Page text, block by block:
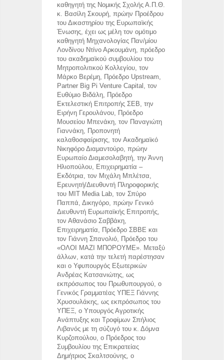
καθηγητή της Νομικής Σχολής Α.Π.Θ.
κ. Βασίλη Σκουρή, πρώην Προέδρου
του Δικαστηρίου της Ευρωπαϊκής
Ένωσης, έχει ως μέλη τον ομότιμο
καθηγητή Μηχανολογίας Παν/μίου
Λονδίνου Ντίνο Αρκουμάνη, πρόεδρο
του ακαδημαϊκού συμβουλίου του
Μητροπολιτικού Κολλεγίου, τον
Μάρκο Βερέμη, Πρόεδρο Upstream,
Partner Big Pi Venture Capital, τον
Ευθύμιο Βιδάλη, Πρόεδρο
Εκτελεστική Επιτροπής ΣΕΒ, την
Ειρήνη Γερουλάνου, Πρόεδρο
Μουσείου Μπενάκη, τον Παναγιώτη
Γιαννάκη, Προπονητή
καλαθοσφαίρισης, τον Ακαδημαϊκό
Νικηφόρο Διαμαντούρο, πρώην
Ευρωπαίο Διαμεσολαβητή, την Άννη
Ηλιοπούλου, Επιχειρηματία –
Εκδότρια, τον Μιχάλη Μπλέτσα,
Ερευνητή/Διευθυντή Πληροφορικής
του MIT Media Lab, τον Σπύρο
Παππά, Δικηγόρο, πρώην Γενικό
Διευθυντή Ευρωπαϊκής Επιτροπής,
τον Αθανάσιο Σαββάκη,
Επιχειρηματία, Πρόεδρο ΣΒΒΕ και
τον Γιάννη Σπανολιό, Πρόεδρο του
«ΟΛΟΙ ΜΑΖΙ ΜΠΟΡΟΥΜΕ». Μεταξύ
άλλων, κατά την τελετή παρέστησαν
και ο Υφυπουργός Εξωτερικών
Ανδρέας Κατσανιώτης, ως
εκπρόσωπος του Πρωθυπουργού, ο
Γενικός Γραμματέας ΥΠΕΞ Γιάννης
Χρυσουλάκης, ως εκπρόσωπος του
ΥΠΕΞ, ο Υπουργός Αγροτικής
Ανάπτυξης και Τροφίμων Σπήλιος
Λιβανός με τη σύζυγό του κ. Δόμνα
Κυρζοπούλου, ο Πρόεδρος του
Συμβουλίου της Επικρατείας
Δημήτριος Σκαλτσούνης, ο